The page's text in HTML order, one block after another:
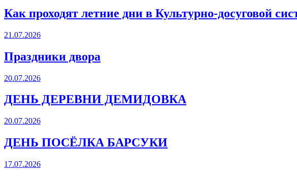
Как проходят летние дни в Культурно-досуговой
21.07.2026
Праздники двора
20.07.2026
ДЕНЬ ДЕРЕВНИ ДЕМИДОВКА
20.07.2026
ДЕНЬ ПОСЁЛКА БАРСУКИ
17.07.2026